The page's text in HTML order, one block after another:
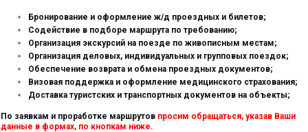
Бронирование и оформление ж/д проездных и билетов;
Содействие в подборе маршрута по требованию;
Организация экскурсий на поезде по живописным местам;
Организация деловых, индивидуальных и групповых поездок;
Обеспечение возврата и обмена проездных документов;
Визовая поддержка и оформление медицинского страхования;
Доставка туристских и транспортных документов на объекты;
По заявкам и проработке маршрутов просим обращаться, указав Ваши
данные в формах, по кнопкам ниже.